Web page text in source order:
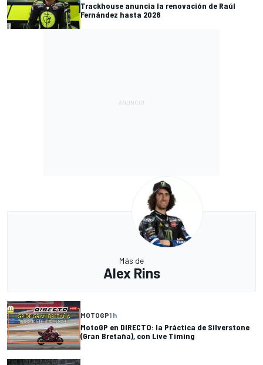
Trackhouse anuncia la renovación de Raúl
Fernández hasta 2028
Más de
Alex Rins
MOTOGP1 h
MotoGP en DIRECTO: la Práctica de Silverstone
(Gran Bretaña), con Live Timing